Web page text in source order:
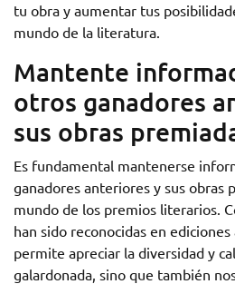
tu obra y aumentar tus
mundo de la literatura.
Mantente
otros ganadores
sus obras
Es fundamental mantenerse
ganadores anteriores y sus obras
mundo de los premios literarios.
han sido reconocidas en
permite apreciar la diversidad y
galardonada, sino que también